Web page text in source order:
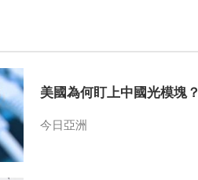
美國為何盯上中國光模塊？
今日亞洲